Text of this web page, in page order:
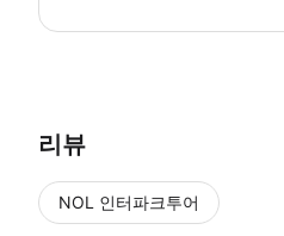
리뷰
NOL 인터파크투어